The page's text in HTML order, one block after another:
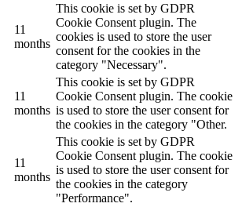
11
months
This cookie is set by GDPR
Cookie Consent plugin. The
cookies is used to store the user
consent for the cookies in the
category "Necessary".
11
months
This cookie is set by GDPR
Cookie Consent plugin. The cookie
is used to store the user consent for
the cookies in the category "Other.
11
months
This cookie is set by GDPR
Cookie Consent plugin. The cookie
is used to store the user consent for
the cookies in the category
"Performance".